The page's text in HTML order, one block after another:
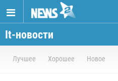
It-новости
Лучшее Хорошее Новое